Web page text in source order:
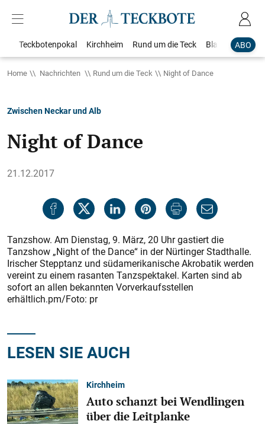
ABO
Teckbotenpokal Kirchheim Rund um die Teck Blaulicht
Home Nachrichten Rund um die Teck Night of Dance
Zwischen Neckar und Alb
Night of Dance
21.12.2017
Tanzshow. Am Dienstag, 9. März, 20 Uhr gastiert die
Tanzshow „Night of the Dance“ in der Nürtinger Stadthalle.
Irischer Stepptanz und südamerikanische Akrobatik werden
vereint zu einem rasanten Tanzspektakel. Karten sind ab
sofort an allen bekannten Vorverkaufsstellen
erhältlich.pm/Foto: pr
LESEN SIE AUCH
Kirchheim
Auto schanzt bei Wendlingen
über die Leitplanke